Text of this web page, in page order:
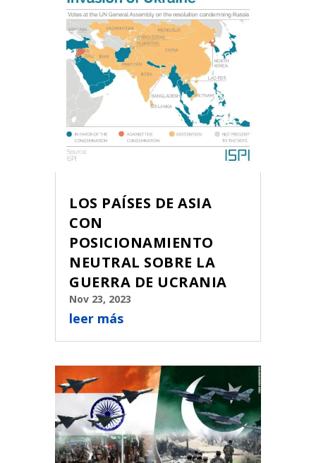
LOS PAÍSES DE ASIA
CON
POSICIONAMIENTO
NEUTRAL SOBRE LA
GUERRA DE UCRANIA
Nov 23, 2023
leer más